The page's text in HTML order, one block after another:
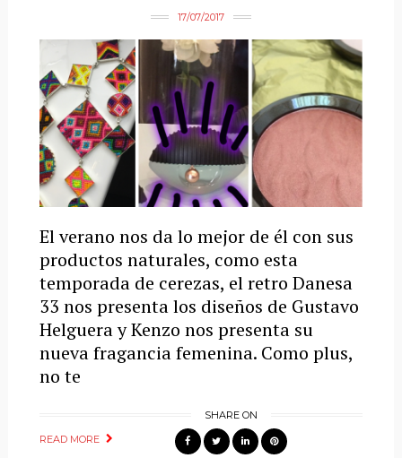
17/07/2017
El verano nos da lo mejor de él con sus
productos naturales, como esta
temporada de cerezas, el retro Danesa
33 nos presenta los diseños de Gustavo
Helguera y Kenzo nos presenta su
nueva fragancia femenina. Como plus,
no te
READ MORE
SHARE ON